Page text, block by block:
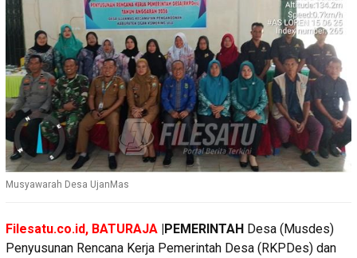
Musyawarah Desa UjanMas
Filesatu.co.id, BATURAJA |PEMERINTAH Desa (Musdes)
Penyusunan Rencana Kerja Pemerintah Desa (RKPDes) dan